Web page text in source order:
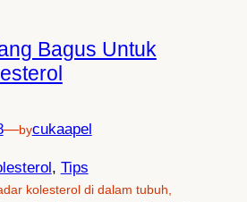
Bagus Untuk
—bycukaapel
, Tips
kolesterol di dalam tubuh,